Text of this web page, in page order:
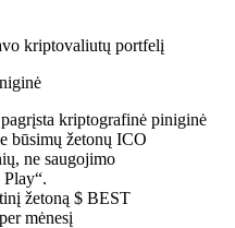
kriptovaliutų portfelį
kriptografinė piniginė
būsimų žetonų ICO
ne saugojimo
žetoną $ BEST
mėnesį